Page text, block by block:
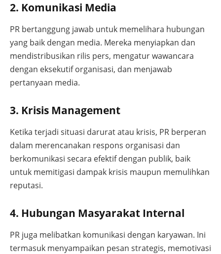
2. Komunikasi Media
PR bertanggung jawab untuk memelihara hubungan
yang baik dengan media. Mereka menyiapkan dan
mendistribusikan rilis pers, mengatur wawancara
dengan eksekutif organisasi, dan menjawab
pertanyaan media.
3. Krisis Management
Ketika terjadi situasi darurat atau krisis, PR berperan
dalam merencanakan respons organisasi dan
berkomunikasi secara efektif dengan publik, baik
untuk memitigasi dampak krisis maupun memulihkan
reputasi.
4. Hubungan Masyarakat Internal
PR juga melibatkan komunikasi dengan karyawan. Ini
termasuk menyampaikan pesan strategis, memotivasi